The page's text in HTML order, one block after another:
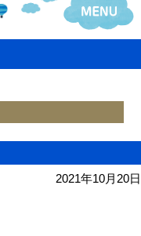
2021年10月20日